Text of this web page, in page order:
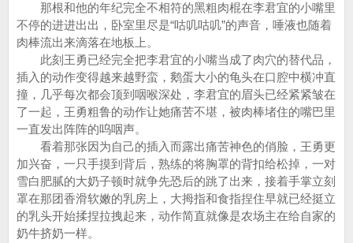
那根和他的年纪完全不相符的黑粗肉棍在李君宜的小嘴里
不停的进进出出，卧室里尽是“咕叽咕叽”的声音，唾液也随着
肉棒流出来滴落在地板上。
此刻王勇已经完全把李君宜的小嘴当成了肉穴的替代品，
插入的动作变得越来越野蛮，鹅蛋大小的龟头在口腔中横冲直
撞，几乎每次都会顶到咽喉深处，李君宜的眉头已经紧紧皱在
了一起，王勇粗鲁的动作让她痛苦不堪，被肉棒堵住的嘴巴里
一直发出阵阵的呜咽声。
看着那张因为自己的插入而露出痛苦神色的俏脸，王勇更
加兴奋，一只手摸到背后，熟练的将胸罩的背扣给松掉，一对
雪白肥腻的大奶子顿时就争先恐后的跳了出来，接着手掌立刻
罩在那团香滑软嫩的乳房上，大拇指和食指捏住早就已经挺立
的乳头开始揉捏拉拽起来，动作简直就像是农场主在给自家的
奶牛挤奶一样。